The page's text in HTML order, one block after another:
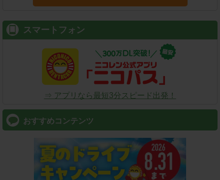
スマートフォン
⇒ アプリなら最短3分スピード出発！
おすすめコンテンツ